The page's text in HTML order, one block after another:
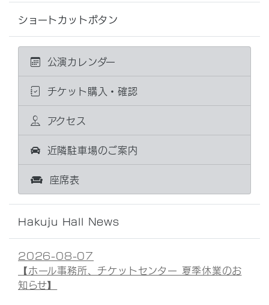
ショートカットボタン
公演カレンダー
チケット購入・確認
アクセス
近隣駐車場のご案内
座席表
Hakuju Hall News
2026-08-07
【ホール事務所、チケットセンター 夏季休業のお
知らせ】